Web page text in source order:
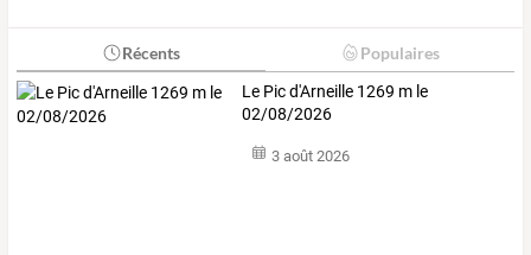
Récents Populaires
Le Pic d'Arneille 1269 m le
02/08/2026
3 août 2026